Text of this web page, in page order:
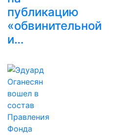
публикацию
«обвинительной
и…